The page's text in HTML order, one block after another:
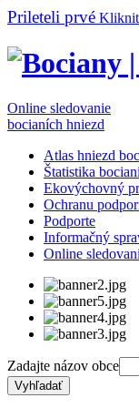
Prileteli prvé
Online sledovanie
bocianích hniezd
Atlas hniezd
Štatistika
Ekovýchovný
Ochranu
Podporte
Informačný
Online
Zadajte názov obce